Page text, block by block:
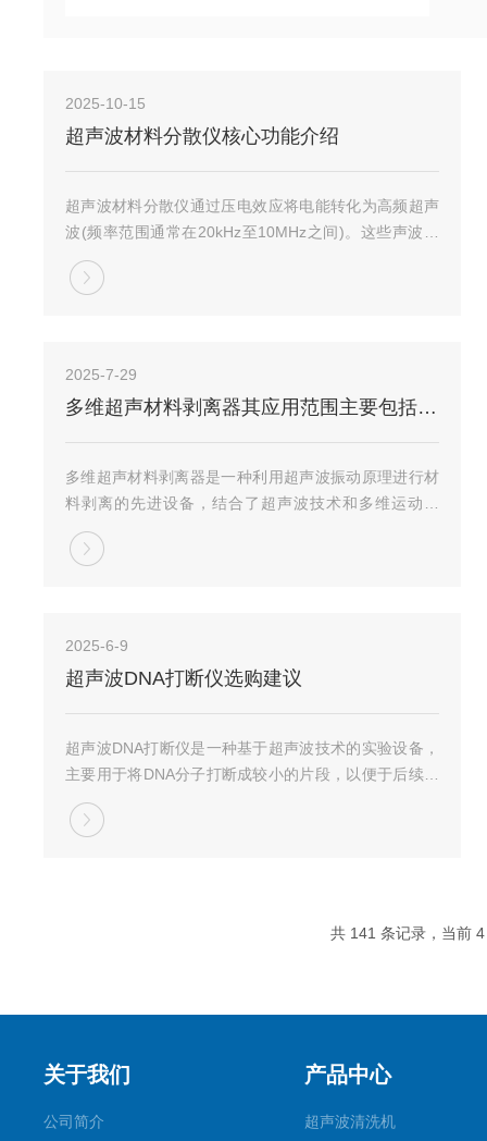
2025-10-15
超声波材料分散仪核心功能介绍
超声波材料分散仪通过压电效应将电能转化为高频超声
波(频率范围通常在20kHz至10MHz之间)。这些声波在
液体中传播时，会产生交替的压缩与扩张区域，形成微
小气泡(空穴)，即空化效应。气泡在超声波作用下迅速
2025-7-29
多维超声材料剥离器其应用范围主要包括以下领域
多维超声材料剥离器是一种利用超声波振动原理进行材
料剥离的先进设备，结合了超声波技术和多维运动控
制，能够实现对多种材料的高效、精确剥离。该设备通
过高频超声波振动作用于材料表面，破坏材料内部的分
2025-6-9
超声波DNA打断仪选购建议
超声波DNA打断仪是一种基于超声波技术的实验设备，
主要用于将DNA分子打断成较小的片段，以便于后续的
基因测序、PCR扩增、染色质免疫共沉淀(ChIP)等研
究。超声波DNA打断仪选购建议：处理量需求根据实验
共 141 条记录，当前
关于我们
公司简介
产品中心
超声波清洗机